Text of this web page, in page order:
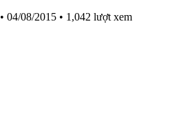
• 04/08/2015 • 1,042 lượt xem